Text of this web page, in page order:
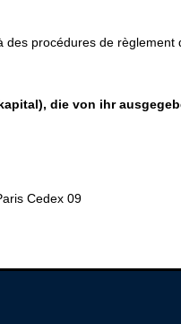
procédures de
die von ihr
Cedex 09